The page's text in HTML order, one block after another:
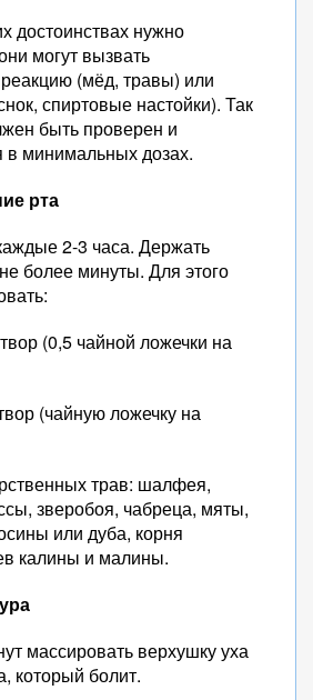
достоинствах нужно
могут вызвать
(мёд, травы) или
спиртовые настойки). Так
быть проверен и
в минимальных дозах.
рта
2-3 часа. Держать
более минуты. Для этого
(0,5 чайной ложечки на
(чайную ложечку на
трав: шалфея,
зверобоя, чабреца, мяты,
или дуба, корня
калины и малины.
массировать верхушку уха
который болит.